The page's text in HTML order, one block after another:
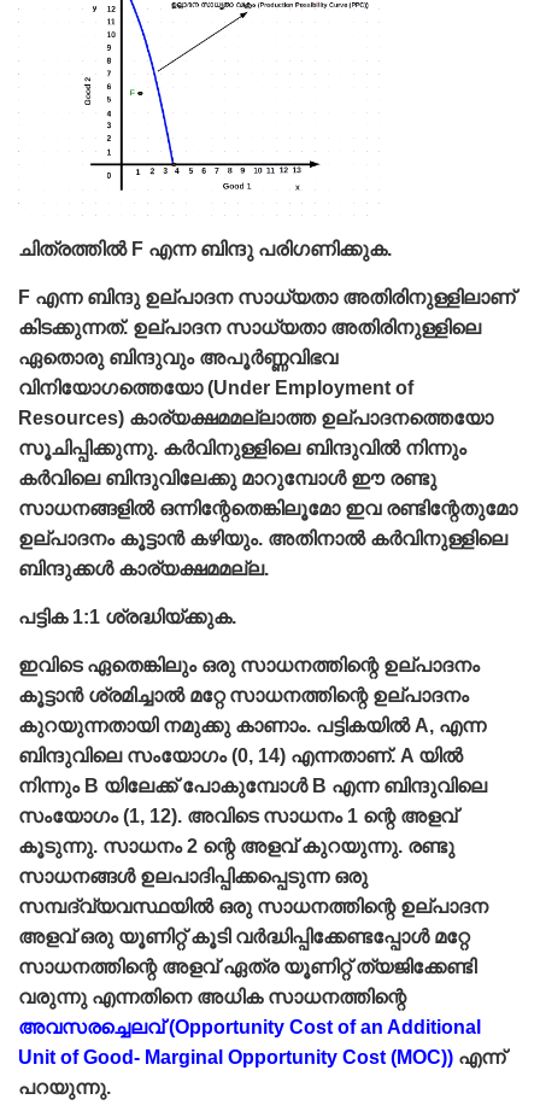
ചിത്രത്തില്‍ F എന്ന ബിന്ദു പരിഗണിക്കുക.
F എന്ന ബിന്ദു ഉല്പാദന സാധ്യതാ അതിരിനുള്ളിലാണ്‌
കിടക്കുന്നത്‌. ഉല്പാദന സാധ്യതാ അതിരിനുള്ളിലെ
ഏതൊരു ബിന്ദുവും അപൂര്‍ണ്ണവിഭവ
വിനിയോഗത്തെയോ (Under Employment of
Resources) കാര്യക്ഷമമല്ലാത്ത ഉല്പാദനത്തെയോ
സൂചിപ്പിക്കുന്നു. കര്‍വിനുള്ളിലെ ബിന്ദുവില്‍ നിന്നും
കര്‍വിലെ ബിന്ദുവിലേക്കു മാറുമ്പോള്‍ ഈ രണ്ടു
സാധനങ്ങളില്‍ ഒന്നിന്റേതെങ്കിലൂമോ ഇവ രണ്ടിന്റേതുമോ
ഉല്പാദനം കൂട്ടാന്‍ കഴിയും. അതിനാല്‍ കര്‍വിനുള്ളിലെ
ബിന്ദുക്കള്‍ കാര്യക്ഷമമല്ല.
പട്ടിക 1:1 ശ്രദ്ധിയ്ക്കുക.
ഇവിടെ ഏതെങ്കിലും ഒരു സാധനത്തിന്റെ ഉല്പാദനം
കൂട്ടാന്‍ ശ്രമിച്ചാല്‍ മറ്റേ സാധനത്തിന്റെ ഉല്പാദനം
കുറയുന്നതായി നമുക്കു കാണാം. പട്ടികയില്‍ A, എന്ന
ബിന്ദുവിലെ സംയോഗം (0, 14) എന്നതാണ്‌. A യില്‍
നിന്നും B യിലേക്ക്‌ പോകുമ്പോള്‍ B എന്ന ബിന്ദുവിലെ
സംയോഗം (1, 12). അവിടെ സാധനം 1 ന്റെ അളവ്
കൂടുന്നു. സാധനം 2 ന്റെ അളവ്‌ കുറയുന്നു. രണ്ടു
സാധനങ്ങള്‍ ഉലപാദിപ്പിക്കപ്പെടുന്ന ഒരു
സമ്പദ്‌വ്യവസ്ഥയില്‍ ഒരു സാധനത്തിന്റെ ഉല്പാദന
അളവ്‌ ഒരു യൂണിറ്റ്‌ കൂടി വര്‍ദ്ധിപ്പിക്കേണ്ടപ്പോള്‍ മറ്റേ
സാധനത്തിന്റെ അളവ്‌ ഏത്ര യൂണിറ്റ്‌ ത്യജിക്കേണ്ടി
വരുന്നു എന്നതിനെ അധിക സാധനത്തിന്റെ
അവസരച്ചെലവ്‌ (Opportunity Cost of an Additional
Unit of Good- Marginal Opportunity Cost (MOC)) എന്ന്‌
പറയുന്നു.